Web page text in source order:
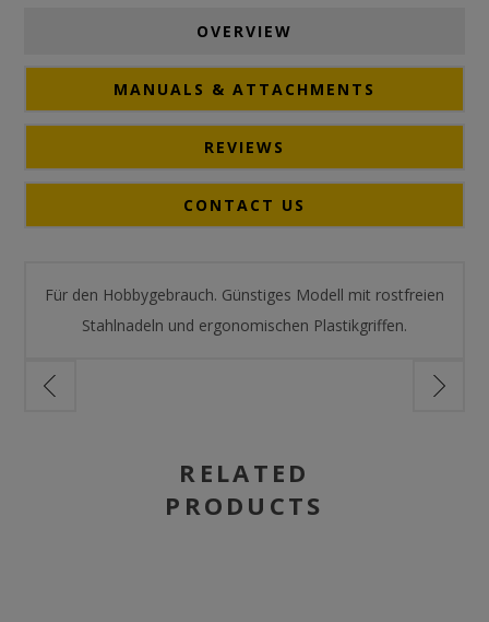
OVERVIEW
MANUALS & ATTACHMENTS
REVIEWS
CONTACT US
Für den Hobbygebrauch. Günstiges Modell mit rostfreien
Stahlnadeln und ergonomischen Plastikgriffen.
RELATED
PRODUCTS